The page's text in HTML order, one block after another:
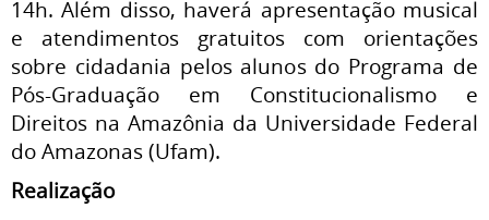
14h. Além disso, haverá apresentação musical
e atendimentos gratuitos com orientações
sobre cidadania pelos alunos do Programa de
Pós-Graduação em Constitucionalismo e
Direitos na Amazônia da Universidade Federal
do Amazonas (Ufam).
Realização